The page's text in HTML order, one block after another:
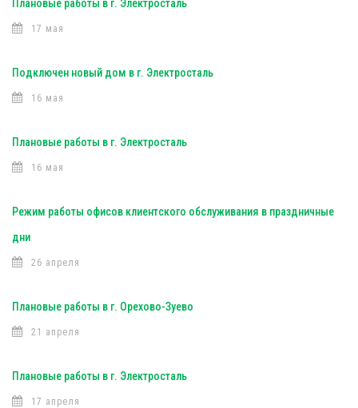
Плановые работы в г. Электросталь
17 мая
Подключен новый дом в г. Электросталь
16 мая
Плановые работы в г. Электросталь
16 мая
Режим работы офисов клиентского обслуживания в праздничные
дни
26 апреля
Плановые работы в г. Орехово-Зуево
21 апреля
Плановые работы в г. Электросталь
17 апреля